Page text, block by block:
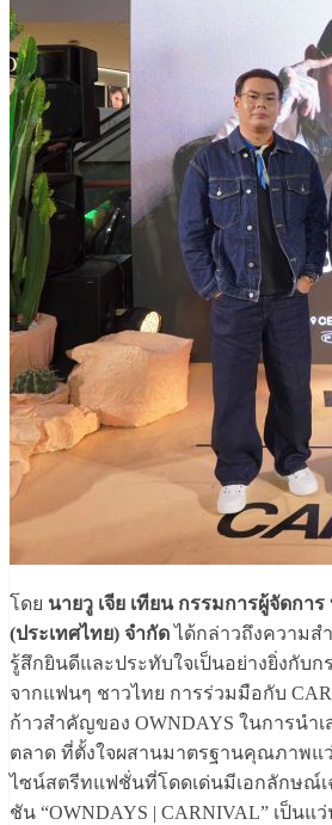
โดย นายวู เจีย เทียน กรรมการผู้จัดกา
(ประเทศไทย) จำกัดได้กล่าวถึงความสำ
รู้สึกยินดีและประทับใจเป็นอย่างยิ่งกับก
จากแฟนๆ ชาวไทย การร่วมมือกับ
ก้าวสำคัญของ OWNDAYS ในการนำ
ตลาด ที่ตั้งใจผสานมาตรฐานคุณภาพแ
ไซน์สตรีทแฟชั่นที่โดดเด่นมีเอกลักษณ์เ
ชัน “OWNDAYS | CARNIVAL” เป็นแ